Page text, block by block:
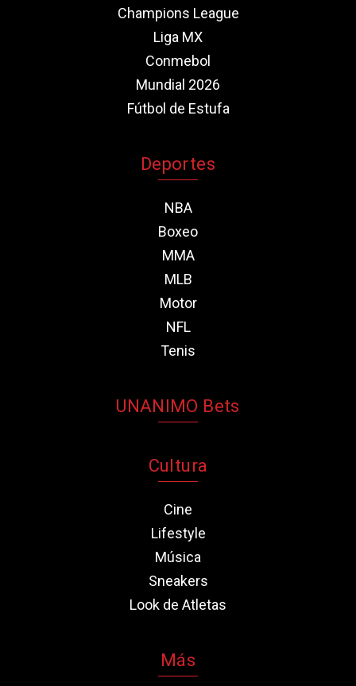
Champions League
Liga MX
Conmebol
Mundial 2026
Fútbol de Estufa
Deportes
NBA
Boxeo
MMA
MLB
Motor
NFL
Tenis
UNANIMO Bets
Cultura
Cine
Lifestyle
Música
Sneakers
Look de Atletas
Más